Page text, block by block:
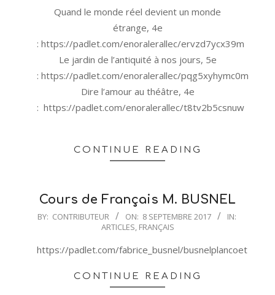
Quand le monde réel devient un monde
étrange, 4e
: https://padlet.com/enoralerallec/ervzd7ycx39m
Le jardin de l’antiquité à nos jours, 5e
: https://padlet.com/enoralerallec/pqg5xyhymc0m
Dire l’amour au théâtre, 4e
: https://padlet.com/enoralerallec/t8tv2b5csnuw
CONTINUE READING
Cours de Français M. BUSNEL
2017-
08
BY: CONTRIBUTEUR ON: 8 SEPTEMBRE 2017
IN:
ARTICLES, FRANÇAIS
https://padlet.com/fabrice_busnel/busnelplancoet
CONTINUE READING